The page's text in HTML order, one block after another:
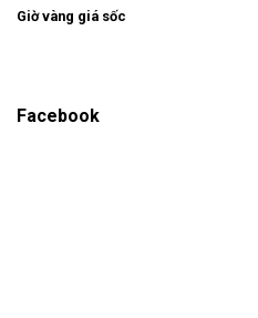
Giờ vàng giá sốc
Facebook